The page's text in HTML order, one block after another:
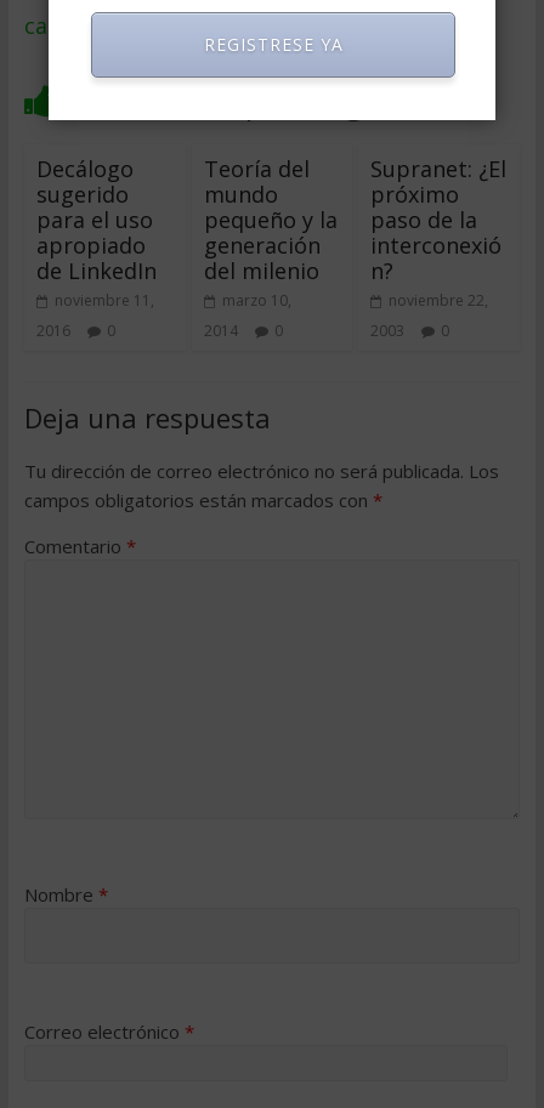
cambiarán el futuro
Decálogo
sugerido
para el uso
apropiado
de LinkedIn
noviembre 11,
2016
0
Teoría del
mundo
pequeño y la
generación
del milenio
marzo 10,
2014
0
Supranet: ¿El
próximo
paso de la
interconexió
n?
noviembre 22,
2003
0
Deja una respuesta
Tu dirección de correo electrónico no será publicada. Los
campos obligatorios están marcados con *
Comentario *
Nombre *
Correo electrónico *
REGISTRESE YA